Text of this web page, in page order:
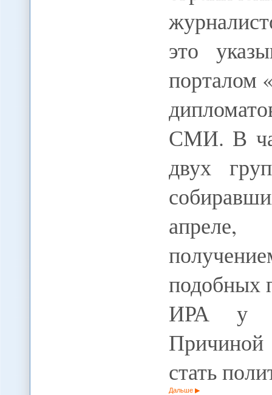
это
порталом
СМИ. В
двух
подобных
ИРА у
стать
Дальше